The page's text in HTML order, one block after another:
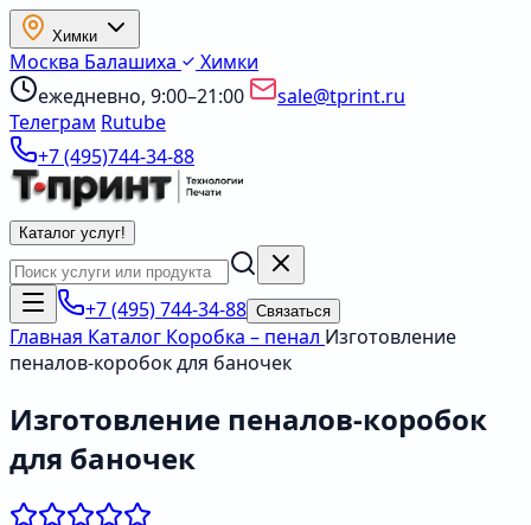
Химки
Москва Балашиха
Химки
ежедневно, 9:00–21:00
sale@tprint.ru
Телеграм Rutube
+7 (495)744-34-88
Каталог услуг!
+7 (495) 744-34-88 Связаться
Главная Каталог Коробка – пенал Изготовление
пеналов-коробок для баночек
Изготовление пеналов-коробок
для баночек